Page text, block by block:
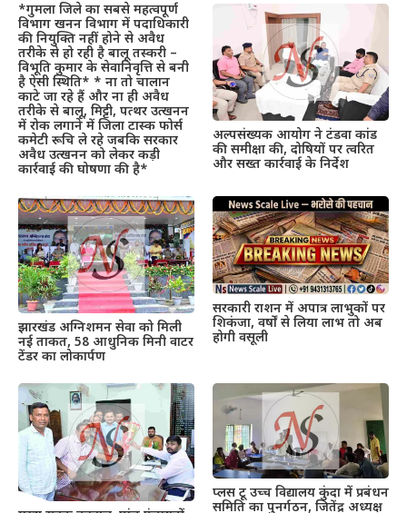
*गुमला जिले का सबसे महत्वपूर्ण
विभाग खनन विभाग में पदाधिकारी
की नियुक्ति नहीं होने से अवैध
तरीके से हो रही है बालू तस्करी –
विभूति कुमार के सेवानिवृत्ति से बनी
है ऐसी स्थिति* * ना तो चालान
काटे जा रहे हैं और ना ही अवैध
तरीके से बालू, मिट्टी, पत्थर उत्खनन
में रोक लगाने में जिला टास्क फोर्स
कमेटी रूचि ले रहे जबकि सरकार
अवैध उत्खनन को लेकर कड़ी
कार्रवाई की घोषणा की है*
अल्पसंख्यक आयोग ने टंडवा कांड
की समीक्षा की, दोषियों पर त्वरित
और सख्त कार्रवाई के निर्देश
झारखंड अग्निशमन सेवा को मिली
नई ताकत, 58 आधुनिक मिनी वाटर
टेंडर का लोकार्पण
सरकारी राशन में अपात्र लाभुकों पर
शिकंजा, वर्षों से लिया लाभ तो अब
होगी वसूली
प्लस टू उच्च विद्यालय कुंदा में प्रबंधन
समिति का पुनर्गठन, जितेंद्र अध्यक्ष